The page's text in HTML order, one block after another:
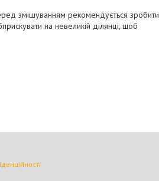
змішуванням рекомендується зробити
на невеликій ділянці, щоб